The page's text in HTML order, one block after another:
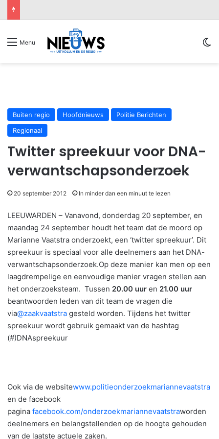
Menu
Buiten regio Hoofdnieuws
Politie Berichten
Regionaal
Twitter spreekuur voor DNA-
verwantschapsonderzoek
20 september 2012 In minder dan een minuut te lezen
LEEUWARDEN – Vanavond, donderdag 20 september, en
maandag 24 september houdt het team dat de moord op
Marianne Vaatstra onderzoekt, een ‘twitter spreekuur’. Dit
spreekuur is speciaal voor alle deelnemers aan het DNA-
verwantschapsonderzoek.Op deze manier kan men op een
laagdrempelige en eenvoudige manier vragen stellen aan
het onderzoeksteam. Tussen 20.00 uur en 21.00 uur
beantwoorden leden van dit team de vragen die
via@zaakvaatstra gesteld worden. Tijdens het twitter
spreekuur wordt gebruik gemaakt van de hashtag
(#)DNAspreekuur
Ook via de websitewww.politieonderzoekmariannevaatstra
en de facebook
pagina facebook.com/onderzoekmariannevaatstraworden
deelnemers en belangstellenden op de hoogte gehouden
van de laatste actuele zaken.